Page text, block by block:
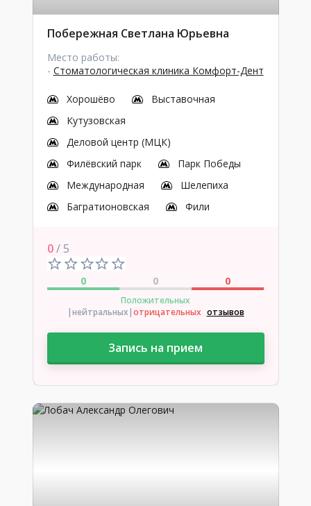
Побережная Светлана Юрьевна
Место работы:
- Стоматологическая клиника Комфорт-Дент
Хорошёво
Выставочная
Кутузовская
Деловой центр (МЦК)
Филёвский парк
Парк Победы
Международная
Шелепиха
Багратионовская
Фили
0/ 5
0 0 0
Положительных
|нейтральных|отрицательных отзывов
Запись на прием